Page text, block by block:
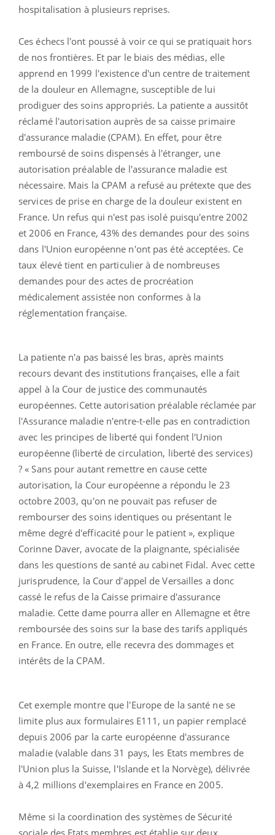
hospitalisation à plusieurs reprises.
Ces échecs l'ont poussé à voir ce qui se pratiquait hors
de nos frontières. Et par le biais des médias, elle
apprend en 1999 l'existence d'un centre de traitement
de la douleur en Allemagne, susceptible de lui
prodiguer des soins appropriés. La patiente a aussitôt
réclamé l'autorisation auprès de sa caisse primaire
d'assurance maladie (CPAM). En effet, pour être
remboursé de soins dispensés à l'étranger, une
autorisation préalable de l'assurance maladie est
nécessaire. Mais la CPAM a refusé au prétexte que des
services de prise en charge de la douleur existent en
France. Un refus qui n'est pas isolé puisqu'entre 2002
et 2006 en France, 43% des demandes pour des soins
dans l'Union européenne n'ont pas été acceptées. Ce
taux élevé tient en particulier à de nombreuses
demandes pour des actes de procréation
médicalement assistée non conformes à la
réglementation française.
La patiente n'a pas baissé les bras, après maints
recours devant des institutions françaises, elle a fait
appel à la Cour de justice des communautés
européennes. Cette autorisation préalable réclamée par
l'Assurance maladie n'entre-t-elle pas en contradiction
avec les principes de liberté qui fondent l'Union
européenne (liberté de circulation, liberté des services)
? « Sans pour autant remettre en cause cette
autorisation, la Cour européenne a répondu le 23
octobre 2003, qu'on ne pouvait pas refuser de
rembourser des soins identiques ou présentant le
même degré d'efficacité pour le patient », explique
Corinne Daver, avocate de la plaignante, spécialisée
dans les questions de santé au cabinet Fidal. Avec cette
jurisprudence, la Cour d'appel de Versailles a donc
cassé le refus de la Caisse primaire d'assurance
maladie. Cette dame pourra aller en Allemagne et être
remboursée des soins sur la base des tarifs appliqués
en France. En outre, elle recevra des dommages et
intérêts de la CPAM.
Cet exemple montre que l'Europe de la santé ne se
limite plus aux formulaires E111, un papier remplacé
depuis 2006 par la carte européenne d'assurance
maladie (valable dans 31 pays, les Etats membres de
l'Union plus la Suisse, l'Islande et la Norvège), délivrée
à 4,2 millions d'exemplaires en France en 2005.
Même si la coordination des systèmes de Sécurité
sociale des Etats membres est établie sur deux